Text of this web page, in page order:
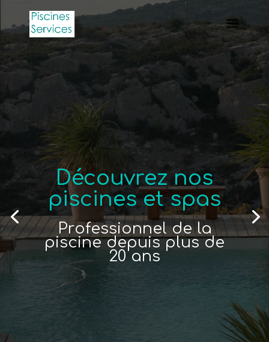
Découvrez nos
piscines et spas
Professionnel de la
piscine depuis plus de
20 ans